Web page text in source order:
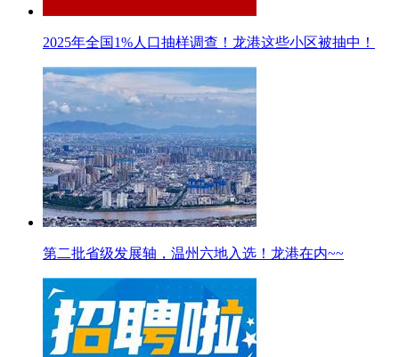
2025年全国1%人口抽样调查！龙港这些小区被抽中！
第二批省级发展轴，温州六地入选！龙港在内~~